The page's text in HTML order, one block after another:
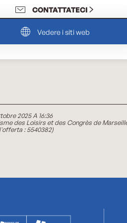
CONTATTATECI
Vedere i siti web
2025 A 16:36
des Loisirs et des Congrès de
:5540382)